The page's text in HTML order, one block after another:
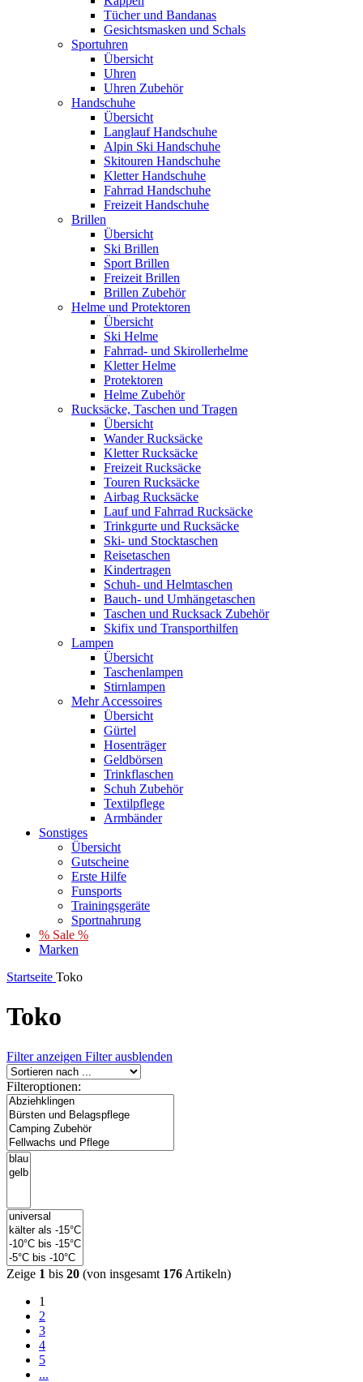
Tücher und Bandanas
Gesichtsmasken und Schals
Sportuhren
Übersicht
Uhren
Uhren Zubehör
Handschuhe
Übersicht
Langlauf Handschuhe
Alpin Ski Handschuhe
Skitouren Handschuhe
Kletter Handschuhe
Fahrrad Handschuhe
Freizeit Handschuhe
Brillen
Übersicht
Ski Brillen
Sport Brillen
Freizeit Brillen
Brillen Zubehör
Helme und Protektoren
Übersicht
Ski Helme
Fahrrad- und Skirollerhelme
Kletter Helme
Protektoren
Helme Zubehör
Rucksäcke, Taschen und Tragen
Übersicht
Wander Rucksäcke
Kletter Rucksäcke
Freizeit Rucksäcke
Touren Rucksäcke
Airbag Rucksäcke
Lauf und Fahrrad Rucksäcke
Trinkgurte und Rucksäcke
Ski- und Stocktaschen
Reisetaschen
Kindertragen
Schuh- und Helmtaschen
Bauch- und Umhängetaschen
Taschen und Rucksack Zubehör
Skifix und Transporthilfen
Lampen
Übersicht
Taschenlampen
Stirnlampen
Mehr Accessoires
Übersicht
Gürtel
Hosenträger
Geldbörsen
Trinkflaschen
Schuh Zubehör
Textilpflege
Armbänder
Sonstiges
Übersicht
Gutscheine
Erste Hilfe
Funsports
Trainingsgeräte
Sportnahrung
% Sale %
Marken
Startseite Toko
Toko
Filter anzeigen Filter ausblenden
Filteroptionen:
Zeige 1 bis 20 (von insgesamt 176 Artikeln)
1
2
3
4
5
...